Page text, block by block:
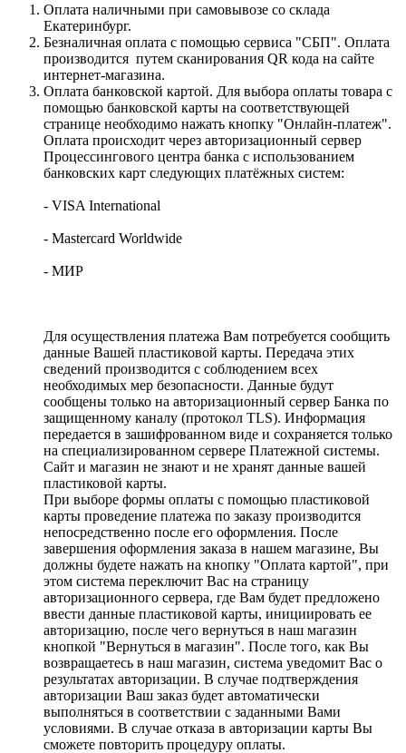
Оплата наличными при самовывозе со склада
Екатеринбург.
Безналичная оплата с помощью сервиса "СБП". Оплата
производится путем сканирования QR кода на сайте
интернет-магазина.
Оплата банковской картой. Для выбора оплаты товара с
помощью банковской карты на соответствующей
странице необходимо нажать кнопку "Онлайн-платеж".
Оплата происходит через авторизационный сервер
Процессингового центра банка с использованием
банковских карт следующих платёжных систем:
- VISA International
- Mastercard Worldwide
- МИР
Для осуществления платежа Вам потребуется сообщить
данные Вашей пластиковой карты. Передача этих
сведений производится с соблюдением всех
необходимых мер безопасности. Данные будут
сообщены только на авторизационный сервер Банка по
защищенному каналу (протокол TLS). Информация
передается в зашифрованном виде и сохраняется только
на специализированном сервере Платежной системы.
Сайт и магазин не знают и не хранят данные вашей
пластиковой карты.
При выборе формы оплаты с помощью пластиковой
карты проведение платежа по заказу производится
непосредственно после его оформления. После
завершения оформления заказа в нашем магазине, Вы
должны будете нажать на кнопку "Оплата картой", при
этом система переключит Вас на страницу
авторизационного сервера, где Вам будет предложено
ввести данные пластиковой карты, инициировать ее
авторизацию, после чего вернуться в наш магазин
кнопкой "Вернуться в магазин". После того, как Вы
возвращаетесь в наш магазин, система уведомит Вас о
результатах авторизации. В случае подтверждения
авторизации Ваш заказ будет автоматически
выполняться в соответствии с заданными Вами
условиями. В случае отказа в авторизации карты Вы
сможете повторить процедуру оплаты.